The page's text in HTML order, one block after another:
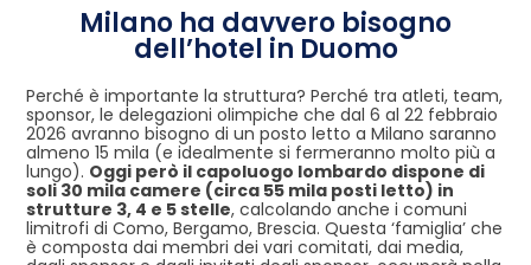
Milano ha davvero bisogno
dell’hotel in Duomo
Perché è importante la struttura? Perché tra atleti, team,
sponsor, le delegazioni olimpiche che dal 6 al 22 febbraio
2026 avranno bisogno di un posto letto a Milano saranno
almeno 15 mila (e idealmente si fermeranno molto più a
lungo). Oggi però il capoluogo lombardo dispone di
soli 30 mila camere (circa 55 mila posti letto) in
strutture 3, 4 e 5 stelle, calcolando anche i comuni
limitrofi di Como, Bergamo, Brescia. Questa ‘famiglia’ che
è composta dai membri dei vari comitati, dai media,